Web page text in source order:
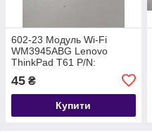
602-23 Модуль Wi-Fi
WM3945ABG Lenovo
ThinkPad T61 P/N:
45 ₴
Купити